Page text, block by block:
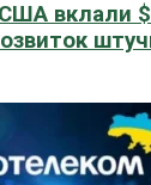
вклали